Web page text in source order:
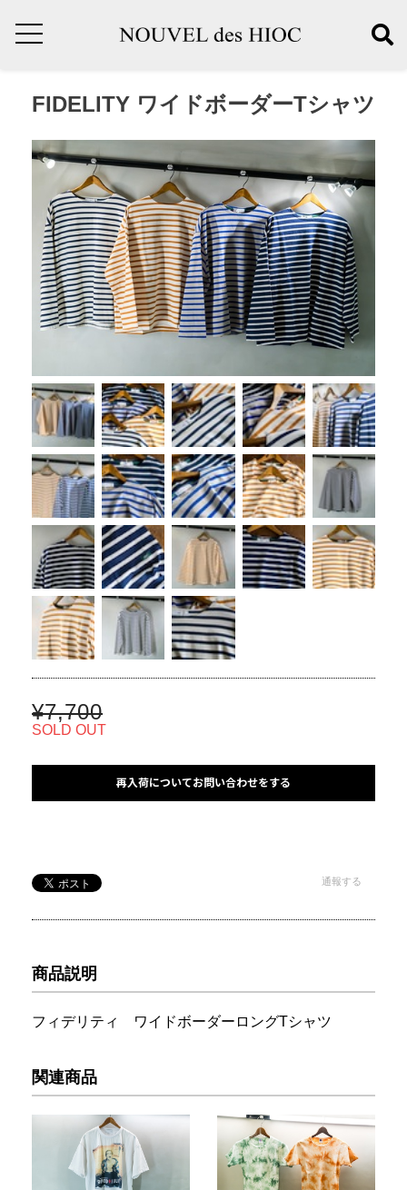
FIDELITY ワイドボーダーTシャツ
¥7,700
SOLD OUT
再入荷についてお問い合わせをする
通報する
商品説明
フィデリティ ワイドボーダーロングTシャツ
関連商品